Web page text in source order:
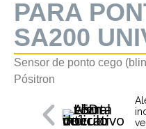
PARA
SA200
Sensor de ponto cego
Pósitron